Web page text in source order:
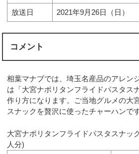
放送日 2021年9月26日（日）
コメント
相葉マナブでは、埼玉名産品のアレン
は「大宮ナポリタンフライドパスタス
作り方になります。ご当地グルメの大
スナックを贅沢に使ったチャーハンです
大宮ナポリタンフライドパスタスナッ
人分)